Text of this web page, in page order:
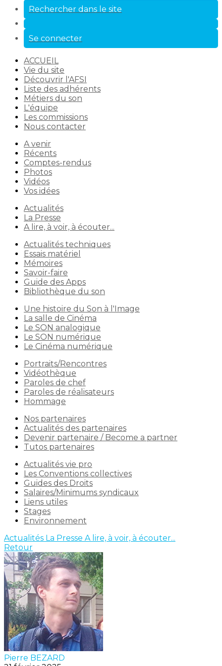
Rechercher dans le site
Se connecter
ACCUEIL
Vie du site
Découvrir l'AFSI
Liste des adhérents
Métiers du son
L'équipe
Les commissions
Nous contacter
A venir
Récents
Comptes-rendus
Photos
Vidéos
Vos idées
Actualités
La Presse
A lire, à voir, à écouter...
Actualités techniques
Essais matériel
Mémoires
Savoir-faire
Guide des Apps
Bibliothèque du son
Une histoire du Son à l'Image
La salle de Cinéma
Le SON analogique
Le SON numérique
Le Cinéma numérique
Portraits/Rencontres
Vidéothèque
Paroles de chef
Paroles de réalisateurs
Hommage
Nos partenaires
Actualités des partenaires
Devenir partenaire / Become a partner
Tutos partenaires
Actualités vie pro
Les Conventions collectives
Guides des Droits
Salaires/Minimums syndicaux
Liens utiles
Stages
Environnement
Actualités La Presse A lire, à voir, à écouter...
Retour
Pierre BEZARD